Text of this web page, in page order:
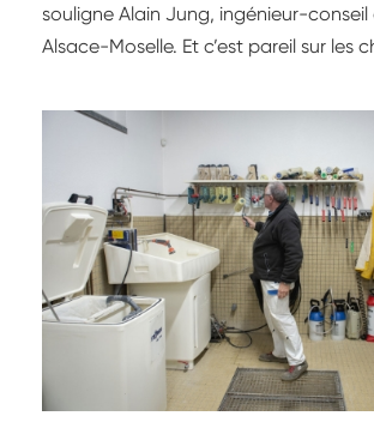
souligne Alain Jung, ingénieur-
Alsace-Moselle. Et c’est pareil sur les